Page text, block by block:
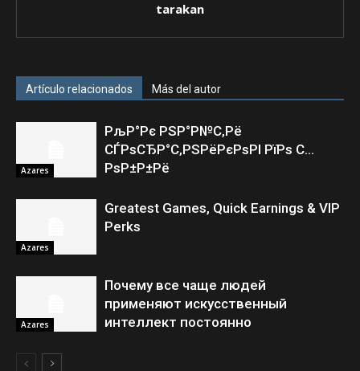
tarakan
Artículo relacionados Más del autor
Azares
РљР°Рє РЅР°Р№С‚Рё
СЃРѕСЂР°С‚РЅРёРєРѕРІ РїРѕ С…
РѕР±Р±Рё
Azares
Greatest Games, Quick Earnings & VIP
Perks
Azares
Почему все чаще людей
применяют искусственный
интеллект постоянно